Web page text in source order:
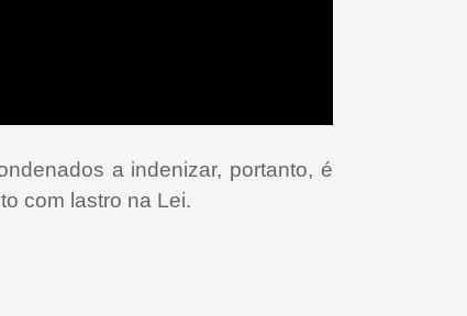
a indenizar, portanto, é
com lastro na Lei.